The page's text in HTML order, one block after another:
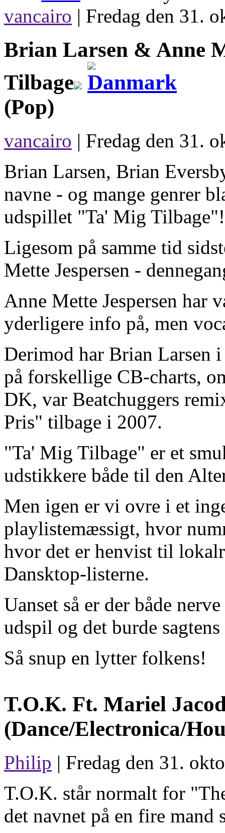
vancairo | Fredag den 31.
Brian Larsen & Anne
Tilbage
(Pop)
vancairo | Fredag den 31.
Brian Larsen, Brian
navne - og mange genrer
udspillet "Ta' Mig
Ligesom på samme tid
Mette Jespersen -
Anne Mette Jespersen
yderligere info på, men
Derimod har Brian Larsen
på forskellige CB-charts,
DK, var Beatchuggers
Pris" tilbage i 2007.
"Ta' Mig Tilbage" er et
udstikkere både til den
Men igen er vi ovre i et
playlistemæssigt, hvor
hvor det er henvist til
Dansktop-listerne.
Uanset så er der både
udspil og det burde
Så snup en lytter folkens!
T.O.K. Ft. Mariel
(Dance/Electronica/
Philip | Fredag den 31.
T.O.K. står normalt for
det navnet på en fire mand